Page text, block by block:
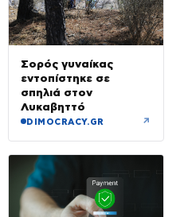
Σορός γυναίκας
εντοπίστηκε σε
σπηλιά στον
Λυκαβηττό
DIMOCRACY.GR ↗